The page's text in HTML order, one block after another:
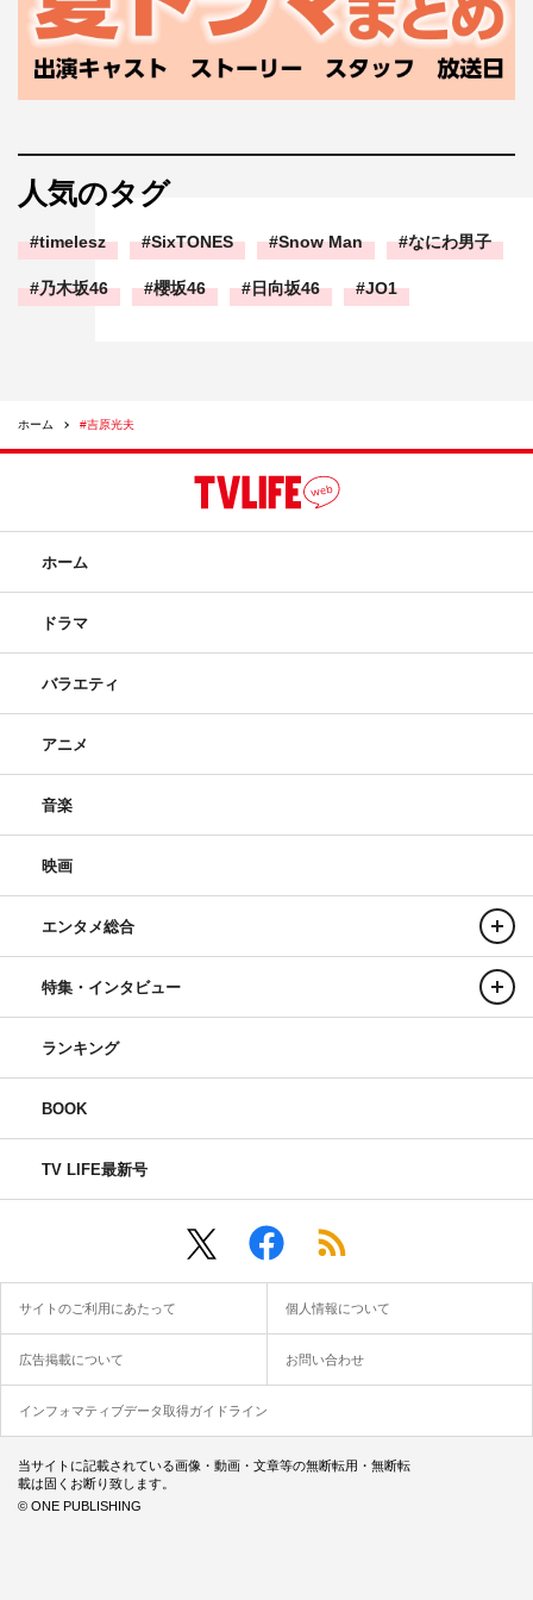
人気のタグ
timelesz SixTONES Snow Man なにわ男子
乃木坂46 櫻坂46 日向坂46 JO1
ホーム #吉原光夫
ホーム
ドラマ
バラエティ
アニメ
音楽
映画
エンタメ総合
特集・インタビュー
ランキング
BOOK
TV LIFE最新号
サイトのご利用にあたって 個人情報について
広告掲載について お問い合わせ
インフォマティブデータ取得ガイドライン
当サイトに記載されている画像・動画・文章等の無断転用・無断転
載は固くお断り致します。
© ONE PUBLISHING